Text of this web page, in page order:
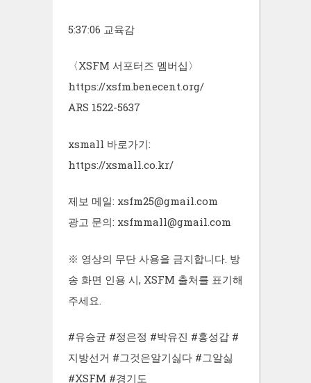
5:37:06 교육감
〈XSFM 서포터즈 멤버십〉
https://xsfm.benecent.org/
ARS 1522-5637
xsmall 바로가기:
https://xsmall.co.kr/
제보 메일: xsfm25@gmail.com
광고 문의: xsfmmall@gmail.com
※ 영상의 무단 사용을 금지합니다. 방
송 화면 인용 시, XSFM 출처를 표기해
주세요.
#유승균 #정은정 #박유진 #홍성갑 #
지방선거 #그것은알기싫다 #그알싫
#XSFM #경기도